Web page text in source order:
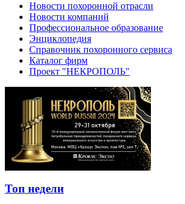
Новости похоронной отрасли
Новости компаний
Профессиональное образование
Энциклопедия
Справочник похоронного сервиса
Каталог фирм
Проект "НЕКРОПОЛЬ"
Топ недели